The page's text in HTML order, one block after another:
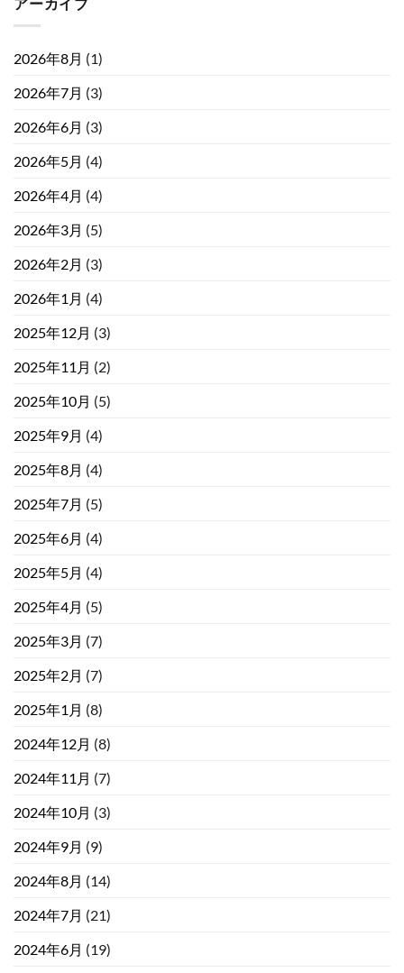
アーカイブ
2026年8月 (1)
2026年7月 (3)
2026年6月 (3)
2026年5月 (4)
2026年4月 (4)
2026年3月 (5)
2026年2月 (3)
2026年1月 (4)
2025年12月 (3)
2025年11月 (2)
2025年10月 (5)
2025年9月 (4)
2025年8月 (4)
2025年7月 (5)
2025年6月 (4)
2025年5月 (4)
2025年4月 (5)
2025年3月 (7)
2025年2月 (7)
2025年1月 (8)
2024年12月 (8)
2024年11月 (7)
2024年10月 (3)
2024年9月 (9)
2024年8月 (14)
2024年7月 (21)
2024年6月 (19)